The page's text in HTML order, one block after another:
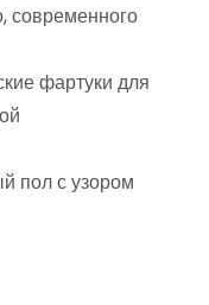
современного
фартуки для
пол с узором